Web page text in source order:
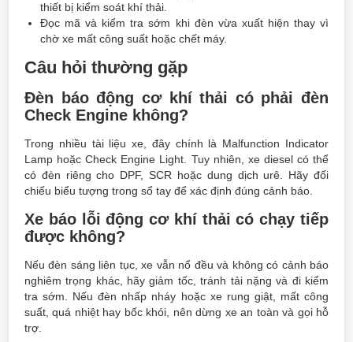
thiết bị kiểm soát khí thải.
Đọc mã và kiểm tra sớm khi đèn vừa xuất hiện thay vì
chờ xe mất công suất hoặc chết máy.
Câu hỏi thường gặp
Đèn báo động cơ khí thải có phải đèn
Check Engine không?
Trong nhiều tài liệu xe, đây chính là Malfunction Indicator
Lamp hoặc Check Engine Light. Tuy nhiên, xe diesel có thể
có đèn riêng cho DPF, SCR hoặc dung dịch urê. Hãy đối
chiếu biểu tượng trong sổ tay để xác định đúng cảnh báo.
Xe báo lỗi động cơ khí thải có chạy tiếp
được không?
Nếu đèn sáng liên tục, xe vẫn nổ đều và không có cảnh báo
nghiêm trọng khác, hãy giảm tốc, tránh tải nặng và đi kiểm
tra sớm. Nếu đèn nhấp nháy hoặc xe rung giật, mất công
suất, quá nhiệt hay bốc khói, nên dừng xe an toàn và gọi hỗ
trợ.